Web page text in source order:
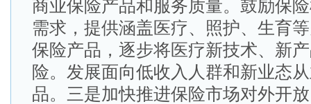
商业保险产品和服务质量。鼓励保
需求，提供涵盖医疗、照护、生育
保险产品，逐步将医疗新技术、新
险。发展面向低收入人群和新业态
品。三是加快推进保险市场对外开